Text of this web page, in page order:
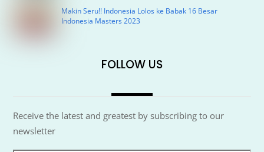
Makin Seru!! Indonesia Lolos ke Babak 16 Besar
Indonesia Masters 2023
FOLLOW US
Receive the latest and greatest by subscribing to our
newsletter